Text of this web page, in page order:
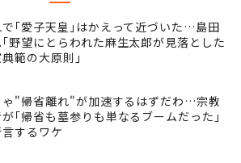
で｢愛子天皇｣はかえって近づいた…島田
野望にとらわれた麻生太郎が見落とした
範の大原則｣
ゃ"帰省離れ"が加速するはずだわ…宗教
｢帰省も墓参りも単なるブームだった｣
言するワケ